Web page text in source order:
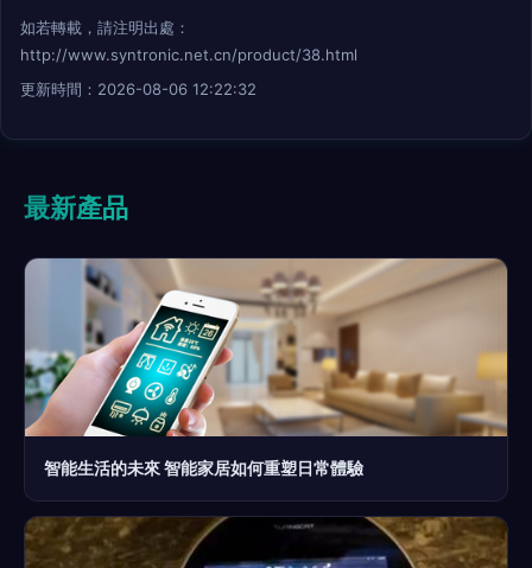
如若轉載，請注明出處：
http://www.syntronic.net.cn/product/38.html
更新時間：2026-08-06 12:22:32
最新產品
智能生活的未來 智能家居如何重塑日常體驗